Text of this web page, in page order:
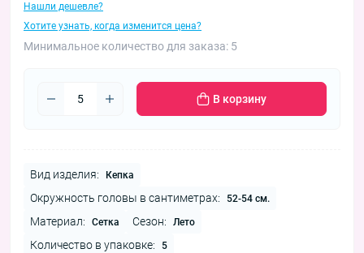
Нашли дешевле?
Хотите узнать, когда изменится цена?
Минимальное количество для заказа: 5
В корзину
Вид изделия: Кепка
Окружность головы в сантиметрах: 52-54 см.
Материал: Сетка Сезон: Лето
Количество в упаковке: 5